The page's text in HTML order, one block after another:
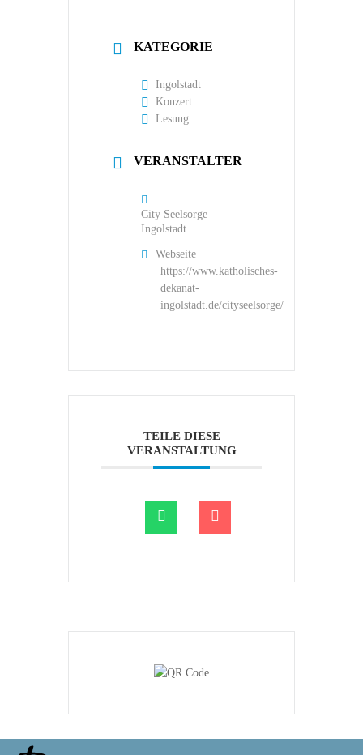
KATEGORIE
Ingolstadt
Konzert
Lesung
VERANSTALTER
City Seelsorge
Ingolstadt
Webseite
https://www.katholisches-
dekanat-
ingolstadt.de/cityseelsorge/
TEILE DIESE
VERANSTALTUNG